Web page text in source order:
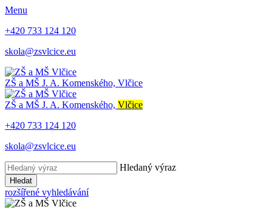
Menu
+420 733 124 120
skola@zsvlcice.eu
ZŠ a MŠ J. A. Komenského, Vlčice
ZŠ a MŠ J. A. Komenského, Vlčice
+420 733 124 120
skola@zsvlcice.eu
Hledaný výraz
Hledat
rozšířené vyhledávání